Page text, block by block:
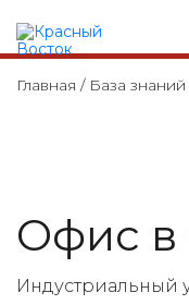
Главная / База знаний
Офис в
Индустриальный